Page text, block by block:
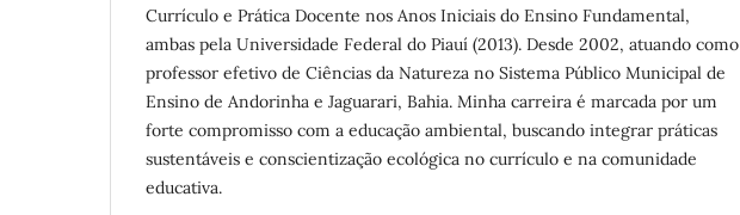
Currículo e Prática Docente nos Anos Iniciais do Ensino Fundamental,
ambas pela Universidade Federal do Piauí (2013). Desde 2002, atuando como
professor efetivo de Ciências da Natureza no Sistema Público Municipal de
Ensino de Andorinha e Jaguarari, Bahia. Minha carreira é marcada por um
forte compromisso com a educação ambiental, buscando integrar práticas
sustentáveis ​​e conscientização ecológica no currículo e na comunidade
educativa.